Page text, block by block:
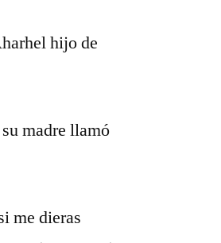
hijo de
madre llamó
me dieras